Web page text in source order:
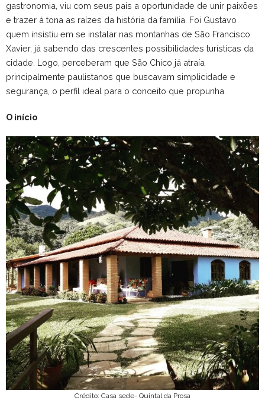
gastronomia, viu com seus pais a oportunidade de unir paixões
e trazer à tona as raízes da história da família. Foi Gustavo
quem insistiu em se instalar nas montanhas de São Francisco
Xavier, já sabendo das crescentes possibilidades turísticas da
cidade. Logo, perceberam que São Chico já atraía
principalmente paulistanos que buscavam simplicidade e
segurança, o perfil ideal para o conceito que propunha.
O início
Crédito: Casa sede- Quintal da Prosa